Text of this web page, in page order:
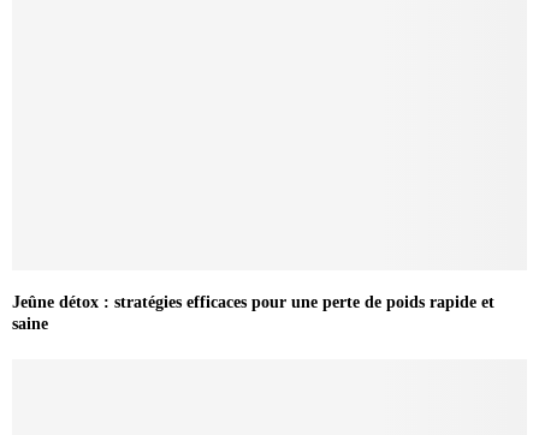
Jeûne détox : stratégies efficaces pour une perte de poids rapide et
saine